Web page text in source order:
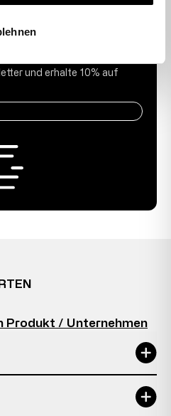
und erhalte 10% auf
Produkt / Unternehmen